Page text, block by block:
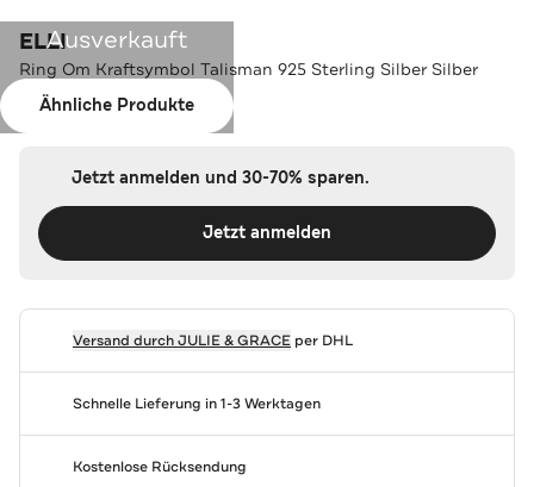
Ausverkauft
Ähnliche Produkte
ELLI
Ring Om Kraftsymbol Talisman 925 Sterling Silber Silber
Farbe:Silber
Jetzt anmelden und 30-70% sparen.
Jetzt anmelden
Versand durchJULIE & GRACEper DHL
Schnelle Lieferung in 1-3 Werktagen
Kostenlose Rücksendung